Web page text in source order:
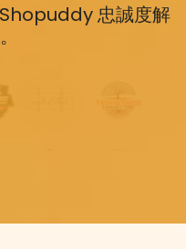
忠誠度解